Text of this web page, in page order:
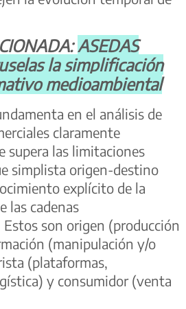
ASEDAS
la simplificación
medioambiental
en el análisis de
claramente
supera las limitaciones
simplista origen-destino
explícito de la
las cadenas
Estos son origen (producción
(manipulación y/o
(plataformas,
y consumidor (venta